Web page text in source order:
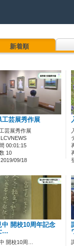
新着順
工芸展秀作展
芸展秀作展
00:01:15
10
09/18
中 開校10周年記念
…
開校10周…